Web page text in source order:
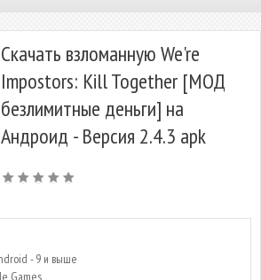
Скачать взломанную We're
Impostors: Kill Together [МОД
безлимитные деньги] на
Андроид - Версия 2.4.3 apk
- 9 и выше
Games